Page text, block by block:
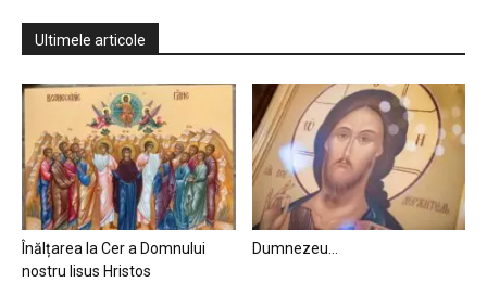
Ultimele articole
Înălțarea la Cer a Domnului
nostru Iisus Hristos
Dumnezeu…